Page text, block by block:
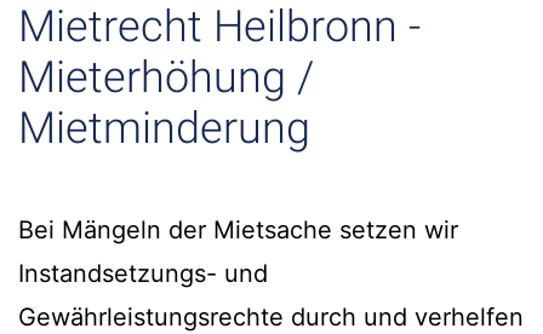
Mietrecht Heilbronn -
Mieterhöhung /
Mietminderung
Bei Mängeln der Mietsache setzen wir
Instandsetzungs- und
Gewährleistungsrechte durch und verhelfen